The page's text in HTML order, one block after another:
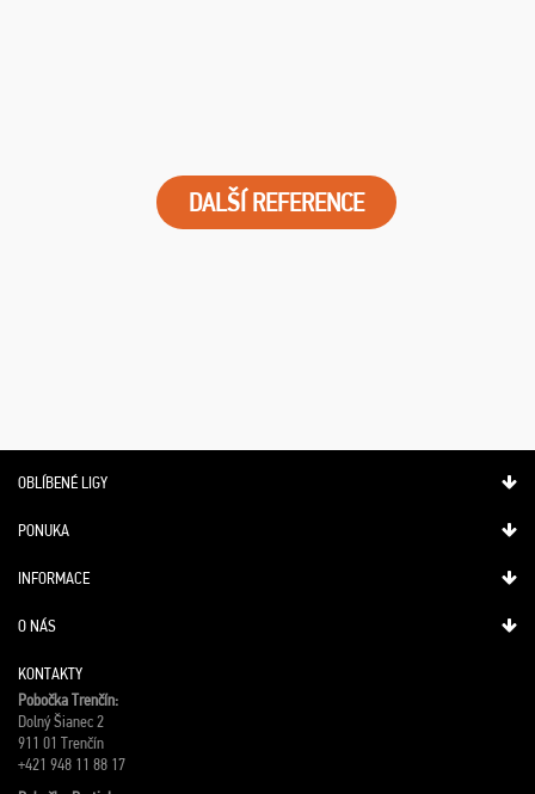
DALŠÍ REFERENCE
OBLÍBENÉ LIGY
PONUKA
INFORMACE
O NÁS
KONTAKTY
Pobočka Trenčín:
Dolný Šianec 2
911 01 Trenčín
+421 948 11 88 17